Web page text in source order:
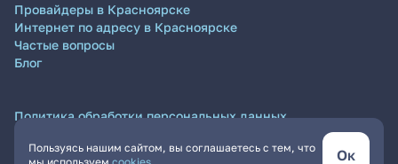
Пользуясь нашим сайтом, вы соглашаетесь с тем, что
Ок
Провайдеры в Красноярске
Интернет по адресу в Красноярске
Частые вопросы
Блог
Политика обработки персональных данных
Пользовательское соглашение